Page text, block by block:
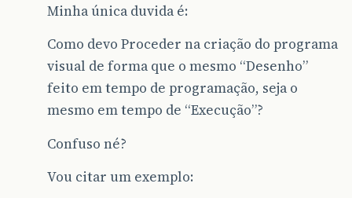
Minha única duvida é:
Como devo Proceder na criação do programa
visual de forma que o mesmo “Desenho”
feito em tempo de programação, seja o
mesmo em tempo de “Execução”?
Confuso né?
Vou citar um exemplo: